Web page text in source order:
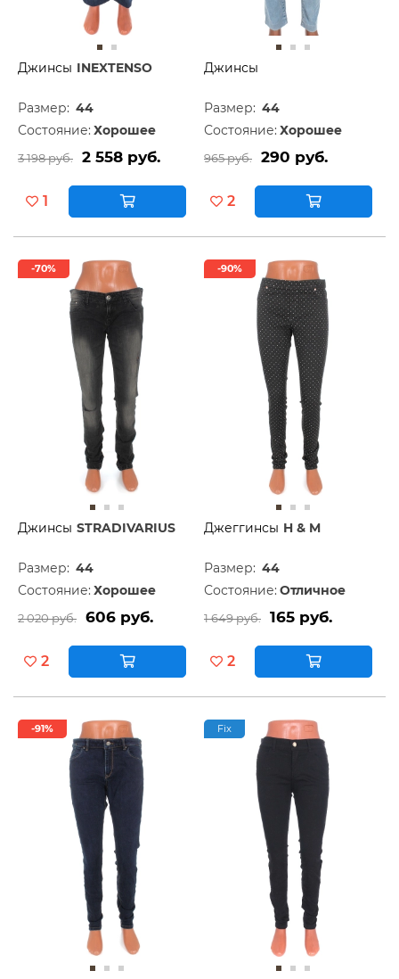
Джинсы INEXTENSO
Размер: 44
Состояние: Хорошее
3 198 руб. 2 558 руб.
1
Джинсы
Размер: 44
Состояние: Хорошее
965 руб. 290 руб.
2
-70%
Джинсы STRADIVARIUS
Размер: 44
Состояние: Хорошее
2 020 руб. 606 руб.
2
-90%
Джеггинсы H & M
Размер: 44
Состояние: Отличное
1 649 руб. 165 руб.
2
-91% Fix